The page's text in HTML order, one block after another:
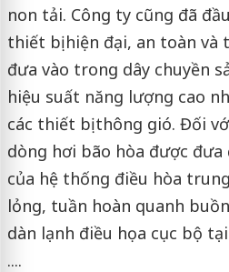
non tải. Công ty cũng đã
thiết bị hiện đại, an toàn
đưa vào trong dây chuyền
hiệu suất năng lượng cao
các thiết bị thông gió. Đối
dòng hơi bão hòa được
của hệ thống điều hòa
lỏng, tuần hoàn quanh
dàn lạnh điều họa cục bộ
....